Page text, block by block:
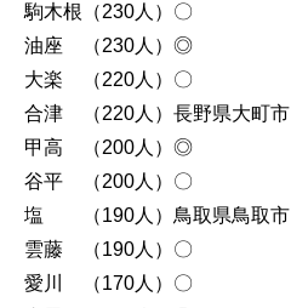
駒木根（230人）〇
油座 （230人）◎
大楽 （220人）〇
合津 （220人）長野県大町市
甲高 （200人）◎
谷平 （200人）〇
塩 （190人）鳥取県鳥取市
雲藤 （190人）〇
愛川 （170人）〇